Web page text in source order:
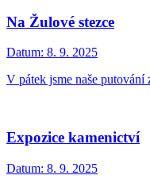
Na Žulové stezce
Datum: 8. 9. 2025
V pátek jsme naše putování
Expozice kamenictví
Datum: 8. 9. 2025